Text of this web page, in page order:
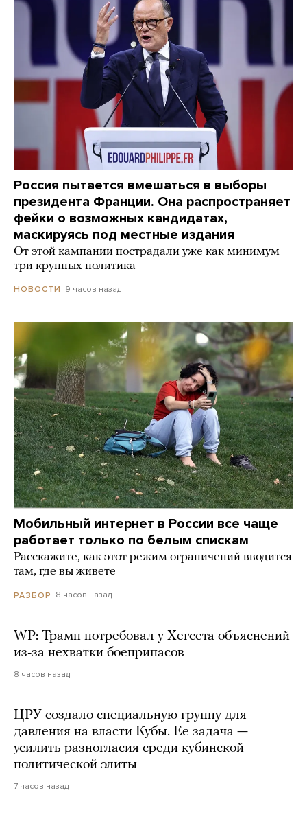
Россия пытается вмешаться в выборы
президента Франции. Она распространяет
фейки о возможных кандидатах,
маскируясь под местные издания
От этой кампании пострадали уже как минимум
три крупных политика
НОВОСТИ 9 часов назад
Мобильный интернет в России все чаще
работает только по белым спискам
Расскажите, как этот режим ограничений вводится
там, где вы живете
РАЗБОР 8 часов назад
WP: Трамп потребовал у Хегсета объяснений
из-за нехватки боеприпасов
8 часов назад
ЦРУ создало специальную группу для
давления на власти Кубы. Ее задача —
усилить разногласия среди кубинской
политической элиты
7 часов назад